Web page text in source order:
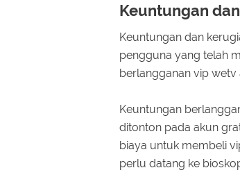
Keuntungan
Keuntungan dan
pengguna yang telah
berlangganan vip
Keuntungan
ditonton pada akun
biaya untuk membeli
perlu datang ke